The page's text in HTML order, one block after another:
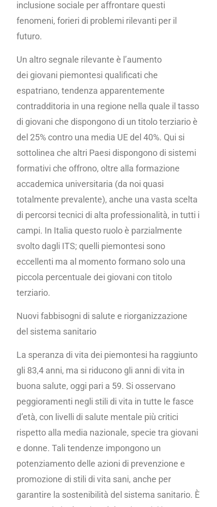
inclusione sociale per affrontare questi
fenomeni, forieri di problemi rilevanti per il
futuro.
Un altro segnale rilevante è l’aumento
dei giovani piemontesi qualificati che
espatriano, tendenza apparentemente
contradditoria in una regione nella quale il tasso
di giovani che dispongono di un titolo terziario è
del 25% contro una media UE del 40%. Qui si
sottolinea che altri Paesi dispongono di sistemi
formativi che offrono, oltre alla formazione
accademica universitaria (da noi quasi
totalmente prevalente), anche una vasta scelta
di percorsi tecnici di alta professionalità, in tutti i
campi. In Italia questo ruolo è parzialmente
svolto dagli ITS; quelli piemontesi sono
eccellenti ma al momento formano solo una
piccola percentuale dei giovani con titolo
terziario.
Nuovi fabbisogni di salute e riorganizzazione
del sistema sanitario
La speranza di vita dei piemontesi ha raggiunto
gli 83,4 anni, ma si riducono gli anni di vita in
buona salute, oggi pari a 59. Si osservano
peggioramenti negli stili di vita in tutte le fasce
d’età, con livelli di salute mentale più critici
rispetto alla media nazionale, specie tra giovani
e donne. Tali tendenze impongono un
potenziamento delle azioni di prevenzione e
promozione di stili di vita sani, anche per
garantire la sostenibilità del sistema sanitario. È